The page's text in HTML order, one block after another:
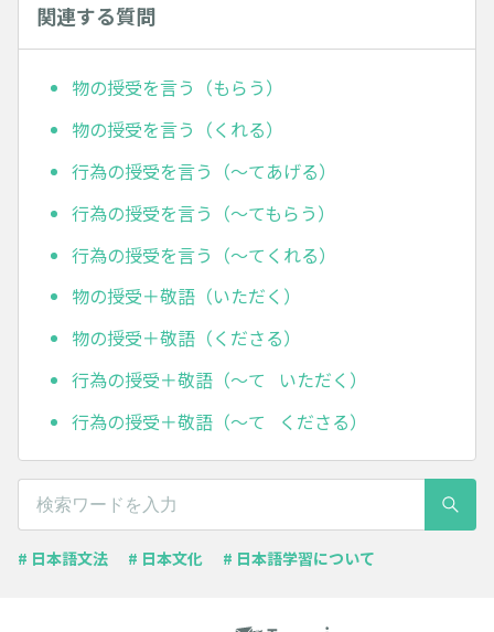
関連する質問
物の授受を言う（もらう）
物の授受を言う（くれる）
行為の授受を言う（～てあげる）
行為の授受を言う（～てもらう）
行為の授受を言う（～てくれる）
物の授受＋敬語（いただく）
物の授受＋敬語（くださる）
行為の授受＋敬語（～て いただく）
行為の授受＋敬語（～て くださる）
# 日本語文法 # 日本文化 # 日本語学習について